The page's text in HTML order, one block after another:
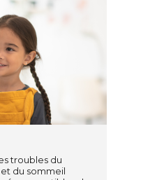
troubles du
du sommeil